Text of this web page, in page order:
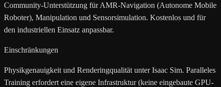
Community-Unterstützung für AMR-Navigation (Autonome Mobile
Roboter), Manipulation und Sensorsimulation. Kostenlos und für
den industriellen Einsatz anpassbar.
Einschränkungen
Physikgenauigkeit und Renderingqualität unter Isaac Sim. Paralleles
Training erfordert eine eigene Infrastruktur (keine eingebaute GPU-